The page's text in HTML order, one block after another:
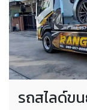
รถสไลด์ข